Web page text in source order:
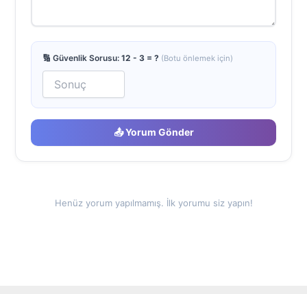
🔢 Güvenlik Sorusu: 12 - 3 = ? (Botu önlemek için)
📤 Yorum Gönder
Henüz yorum yapılmamış. İlk yorumu siz yapın!